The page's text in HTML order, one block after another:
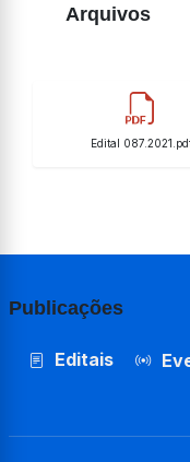
Arquivos
Edital
Publicações
Editais